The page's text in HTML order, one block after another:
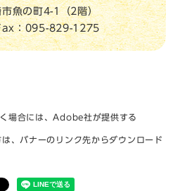
市魚の町4-1（2階）
：095-829-1275
場合には、Adobe社が提供する
、バナーのリンク先からダウンロード